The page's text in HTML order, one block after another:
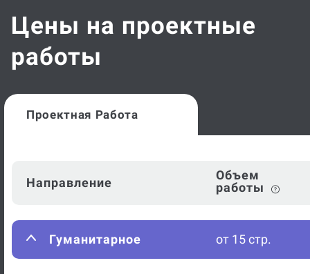
Цены на проектные
работы
Проектная Работа
Направление
Объем
работы
Гуманитарное от 15 стр.